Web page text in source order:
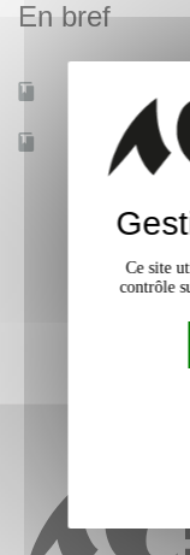
En bref
Accessible à
Ce site
contrôle